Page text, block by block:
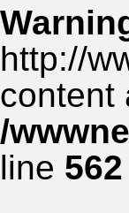
http://
content
/
line 562